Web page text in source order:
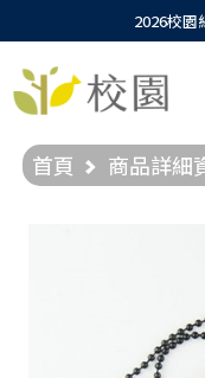
2026校園
首頁 商品詳細